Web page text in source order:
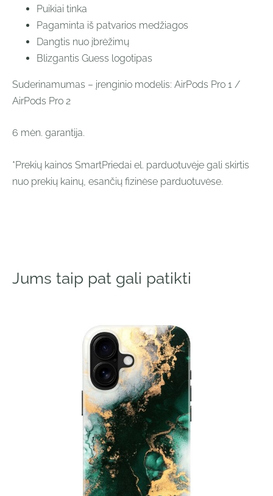
Puikiai tinka
Pagaminta iš patvarios medžiagos
Dangtis nuo įbrėžimų
Blizgantis Guess logotipas
Suderinamumas – įrenginio modelis: AirPods Pro 1 /
AirPods Pro 2
6 mėn. garantija.
*Prekių kainos SmartPriedai el. parduotuvėje gali skirtis
nuo prekių kainų, esančių fizinėse parduotuvėse.
Jums taip pat gali patikti